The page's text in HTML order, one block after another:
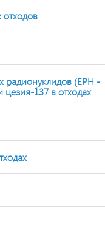
отходов
радионуклидов (ЕРН -
137 в отходах